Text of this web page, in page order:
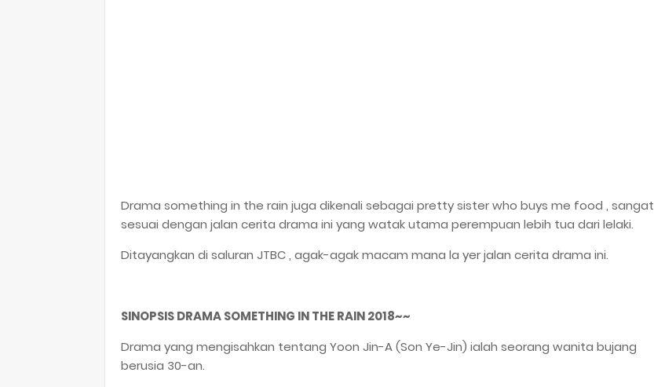
Drama something in the rain juga dikenali sebagai pretty sister who buys me food , sangat
sesuai dengan jalan cerita drama ini yang watak utama perempuan lebih tua dari lelaki.
Ditayangkan di saluran JTBC , agak-agak macam mana la yer jalan cerita drama ini.
SINOPSIS DRAMA SOMETHING IN THE RAIN 2018~~
Drama yang mengisahkan tentang Yoon Jin-A (Son Ye-Jin) ialah seorang wanita bujang
berusia 30-an.